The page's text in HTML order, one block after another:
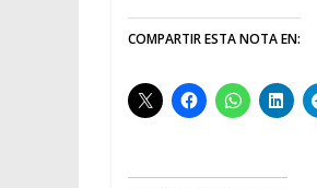
COMPARTIR ESTA NOTA EN: